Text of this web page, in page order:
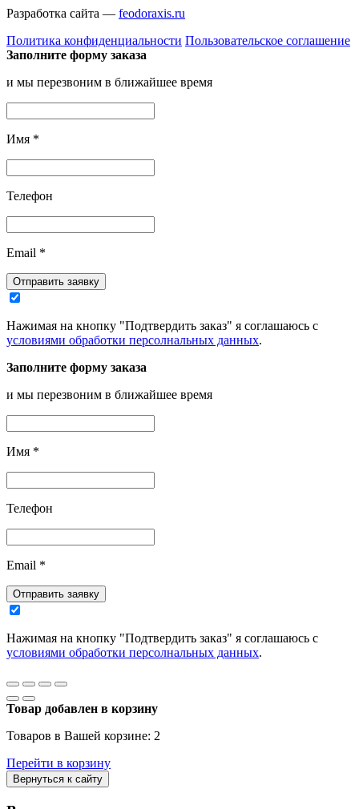
Разработка сайта — feodoraxis.ru
Политика конфиденциальности Пользовательское соглашение
Заполните форму заказа
и мы перезвоним в ближайшее время
Имя *
Телефон
Email *
Отправить заявку
Нажимая на кнопку "Подтвердить заказ" я соглашаюсь с
условиями обработки персолнальных данных.
Заполните форму заказа
и мы перезвоним в ближайшее время
Имя *
Телефон
Email *
Отправить заявку
Нажимая на кнопку "Подтвердить заказ" я соглашаюсь с
условиями обработки персолнальных данных.
Товар добавлен в корзину
Товаров в Вашей корзине: 2
Перейти в корзину
Вернуться к сайту